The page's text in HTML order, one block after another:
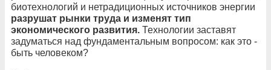
биотехнологий и нетрадиционных источников энергии
разрушат рынки труда и изменят тип
экономического развития. Технологии заставят
задуматься над фундаментальным вопросом: как это -
быть человеком?